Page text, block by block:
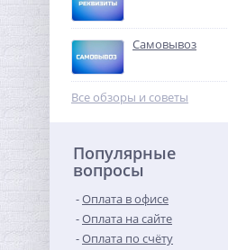
Набор сантехнических
прокладок (410 штук) 12
размеров O-ring /
1 100,00 руб.
Самовывоз
Все обзоры и советы
Популярные
вопросы
Оплата в офисе
Оплата на сайте
Оплата по счёту